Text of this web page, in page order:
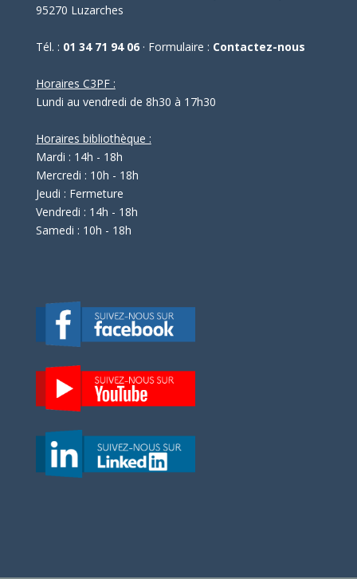
95270 Luzarches
Tél. : 01 34 71 94 06· Formulaire : Contactez-nous
Horaires C3PF :
Lundi au vendredi de 8h30 à 17h30
Horaires bibliothèque :
Mardi : 14h - 18h
Mercredi : 10h - 18h
Jeudi : Fermeture
Vendredi : 14h - 18h
Samedi : 10h - 18h